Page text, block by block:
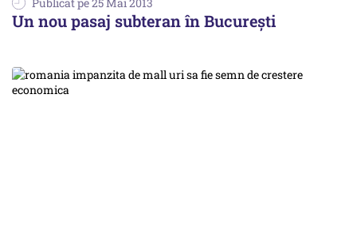
Un nou pasaj subteran în București